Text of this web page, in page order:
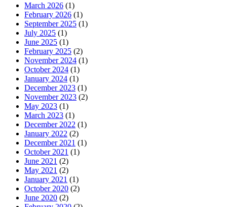
March 2026 (1)
February 2026 (1)
September 2025 (1)
July 2025 (1)
June 2025 (1)
February 2025 (2)
November 2024 (1)
October 2024 (1)
January 2024 (1)
December 2023 (1)
November 2023 (2)
May 2023 (1)
March 2023 (1)
December 2022 (1)
January 2022 (2)
December 2021 (1)
October 2021 (1)
June 2021 (2)
May 2021 (2)
January 2021 (1)
October 2020 (2)
June 2020 (2)